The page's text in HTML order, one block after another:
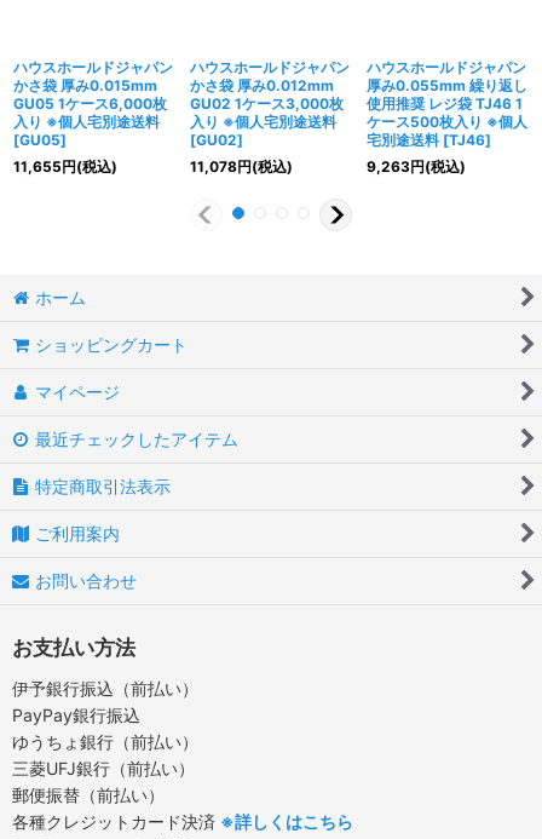
ハウスホールドジャパン
かさ袋 厚み0.015mm
GU05 1ケース6,000枚
入り ※個人宅別途送料
[GU05]
11,655円(税込)
ハウスホールドジャパン
かさ袋 厚み0.012mm
GU02 1ケース3,000枚
入り ※個人宅別途送料
[GU02]
11,078円(税込)
ハウスホールドジャパン
厚み0.055mm 繰り返し
使用推奨 レジ袋 TJ46 1
ケース500枚入り ※個人
宅別途送料 [TJ46]
9,263円(税込)
ホーム
ショッピングカート
マイページ
最近チェックしたアイテム
特定商取引法表示
ご利用案内
お問い合わせ
お支払い方法
伊予銀行振込（前払い）
PayPay銀行振込
ゆうちょ銀行（前払い）
三菱UFJ銀行（前払い）
郵便振替（前払い）
各種クレジットカード決済 ※詳しくはこちら